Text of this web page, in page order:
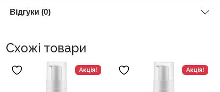
Відгуки (0)
Схожі товари
Акція! Акція!